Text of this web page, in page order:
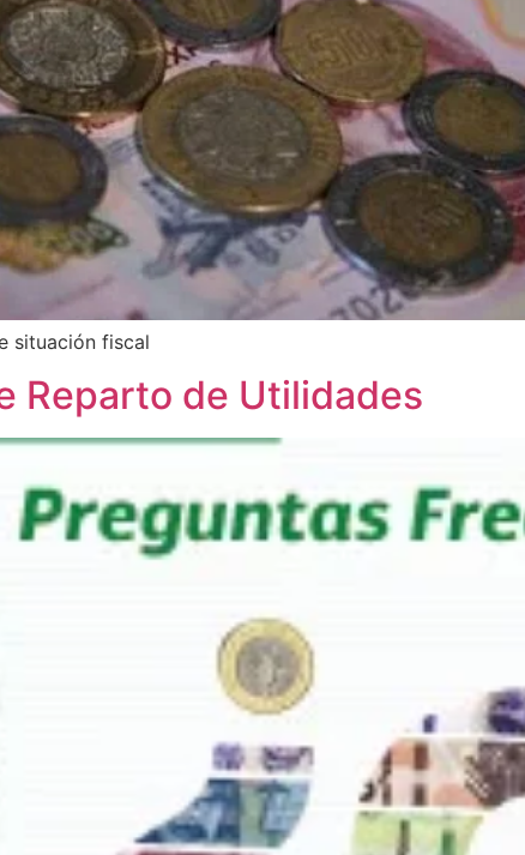
situación fiscal
Reparto de Utilidades